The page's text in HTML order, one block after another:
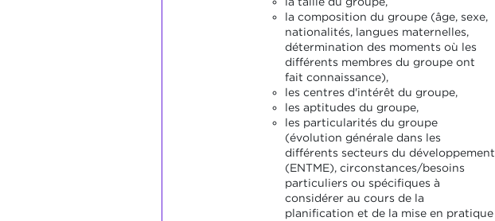
la composition du groupe (âge, sexe,
nationalités, langues maternelles,
détermination des moments où les
différents membres du groupe ont
fait connaissance),
les centres d'intérêt du groupe,
les aptitudes du groupe,
les particularités du groupe
(évolution générale dans les
différents secteurs du développement
(ENTME), circonstances/besoins
particuliers ou spécifiques à
considérer au cours de la
planification et de la mise en pratique